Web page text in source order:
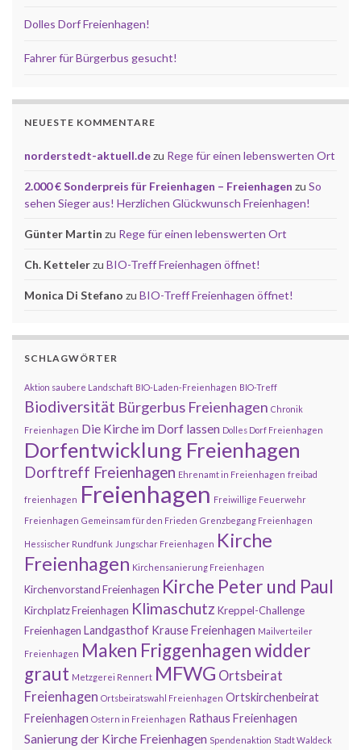
Dolles Dorf Freienhagen!
Fahrer für Bürgerbus gesucht!
NEUESTE KOMMENTARE
norderstedt-aktuell.dezu Rege für einen lebenswerten Ort
2.000 € Sonderpreis für Freienhagen – Freienhagen zu So
sehen Sieger aus! Herzlichen Glückwunsch Freienhagen!
Günter Martin zu Rege für einen lebenswerten Ort
Ch. Kettelerzu BIO-Treff Freienhagen öffnet!
Monica Di Stefano zu BIO-Treff Freienhagen öffnet!
SCHLAGWÖRTER
Aktion saubere Landschaft BIO-Laden-Freienhagen BIO-Treff
Biodiversität Bürgerbus Freienhagen Chronik
Freienhagen Die Kirche im Dorf lassen Dolles Dorf Freienhagen
Dorfentwicklung Freienhagen
Dorftreff Freienhagen Ehrenamt in Freienhagen freibad
freienhagen Freienhagen Freiwillige Feuerwehr
Freienhagen Gemeinsam für den Frieden Grenzbegang Freienhagen
Hessischer Rundfunk Jungschar Freienhagen Kirche
Freienhagen Kirchensanierung Freienhagen
Kirchenvorstand Freienhagen Kirche Peter und Paul
Kirchplatz Freienhagen Klimaschutz Kreppel-Challenge
Freienhagen Landgasthof Krause Freienhagen Mailverteiler
Freienhagen Maken Friggenhagen widder
graut Metzgerei Rennert MFWG Ortsbeirat
Freienhagen Ortsbeiratswahl Freienhagen Ortskirchenbeirat
Freienhagen Ostern in Freienhagen Rathaus Freienhagen
Sanierung der Kirche Freienhagen Spendenaktion Stadt Waldeck